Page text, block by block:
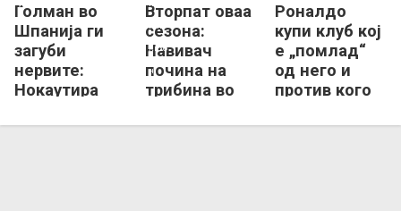
Голман во
Шпанија ги
загуби
нервите:
Нокаутира
предизвика
Хуеска
Вторпат оваа
сезона:
Навивач
почина на
трибина во
Сегунда
Спортинг Хихон Леганес
Роналдо
купи клуб кој
е „помлад“
од него и
против кого
постигнато